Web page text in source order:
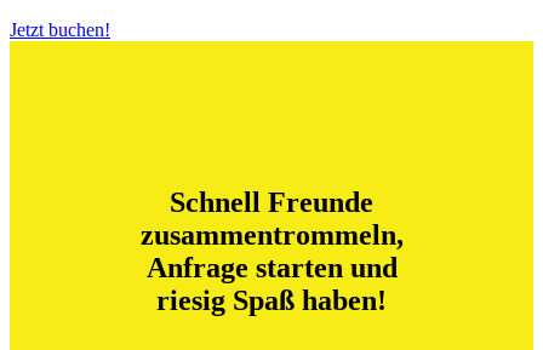
Jetzt buchen!
Schnell Freunde
zusammentrommeln,
Anfrage starten und
riesig Spaß haben!